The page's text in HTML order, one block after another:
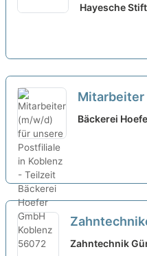
Hayesche
Postfiliale
Bäckerei
oder Teilzeit
Zahntechnik